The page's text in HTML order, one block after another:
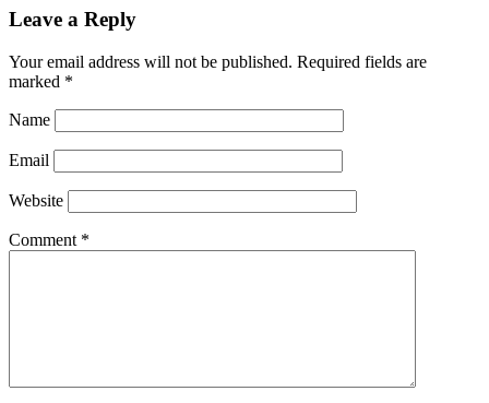
Leave a Reply
Your email address will not be published. Required fields are
marked *
Name
Email
Website
Comment *